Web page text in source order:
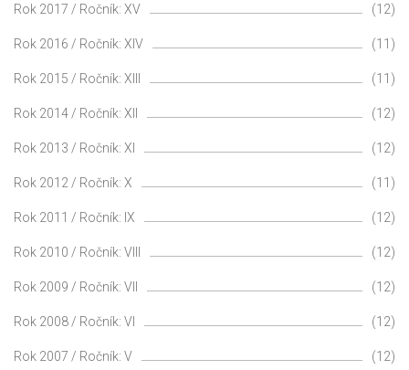
Rok 2017 / Ročník: XV (12)
Rok 2016 / Ročník: XIV (11)
Rok 2015 / Ročník: XIII (11)
Rok 2014 / Ročník: XII (12)
Rok 2013 / Ročník: XI (12)
Rok 2012 / Ročník: X (11)
Rok 2011 / Ročník: IX (12)
Rok 2010 / Ročník: VIII (12)
Rok 2009 / Ročník: VII (12)
Rok 2008 / Ročník: VI (12)
Rok 2007 / Ročník: V (12)